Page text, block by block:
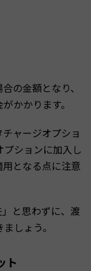
の金額となり、
かかります。
ャージオプショ
ションに加入し
となる点に注意
と思わずに、渡
しょう。
ト